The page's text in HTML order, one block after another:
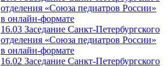
отделения «Союза педиатров России»
в онлайн-формате
16.03 Заседание Санкт-Петербургского
отделения «Союза педиатров России»
в онлайн-формате
16.02 Заседание Санкт-Петербургского